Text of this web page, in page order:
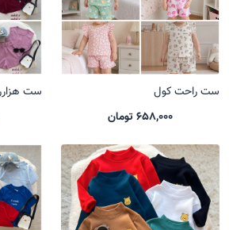
ست راحت کول
658,000 تومان
ست